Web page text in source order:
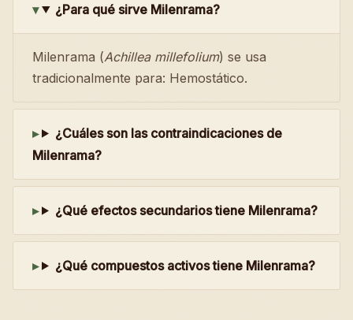
¿Para qué sirve Milenrama?
Milenrama (Achillea millefolium) se usa
tradicionalmente para: Hemostático.
¿Cuáles son las contraindicaciones de
Milenrama?
¿Qué efectos secundarios tiene Milenrama?
¿Qué compuestos activos tiene Milenrama?